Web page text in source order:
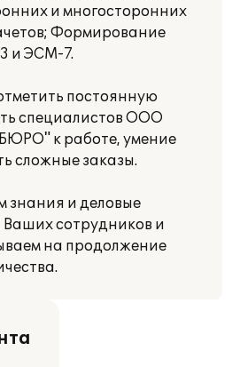
и многосторонних
Формирование
и ЭСМ-7.
постоянную
специалистов ООО
к работе, умение
сложные заказы.
знания и деловые
Ваших сотрудников и
на продолжение